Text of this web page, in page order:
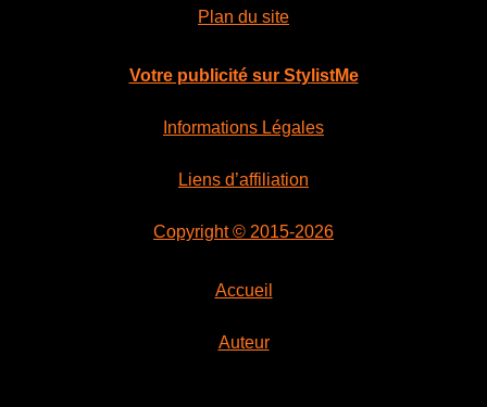
Plan du site
Votre publicité sur StylistMe
Informations Légales
Liens d’affiliation
Copyright © 2015-2026
Accueil
Auteur